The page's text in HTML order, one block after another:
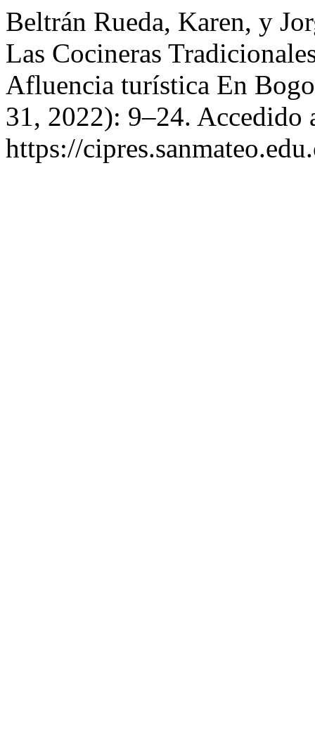
Beltrán Rueda, Karen, y
Las Cocineras
Afluencia turística En
31, 2022): 9–24. Accedido
https://